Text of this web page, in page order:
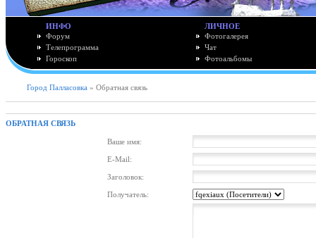
ИНФО
Форум
Телепрограмма
Гороскоп
ЛИЧНОЕ
Фотогалерея
Чат
Фотоальбомы
Город Палласовка » Обратная связь
ОБРАТНАЯ СВЯЗЬ
Ваше имя:
E-Mail:
Заголовок:
Получатель: